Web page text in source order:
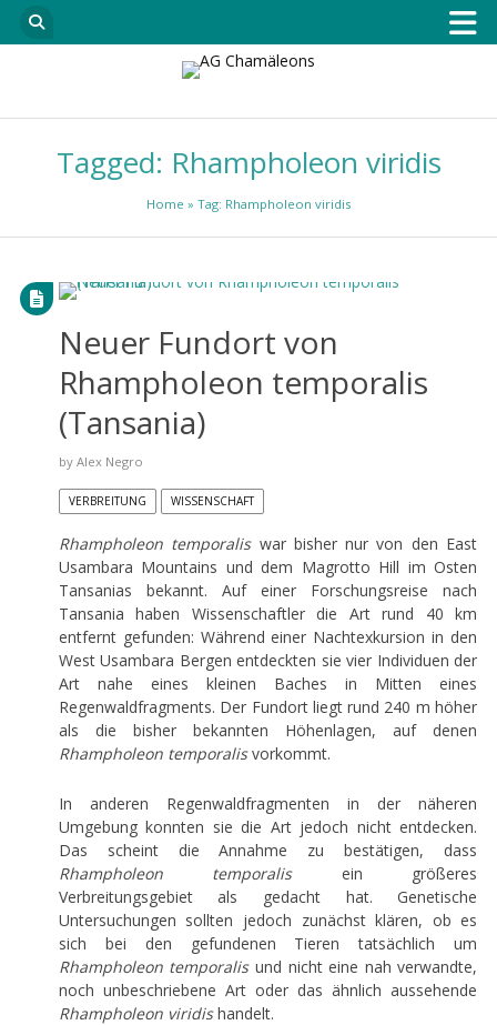
Tagged: Rhampholeon viridis
Home » Tag: Rhampholeon viridis
Neuer Fundort von
Rhampholeon temporalis
(Tansania)
by Alex Negro
VERBREITUNG WISSENSCHAFT
Rhampholeon temporaliswar bisher nur von den East
Usambara Mountains und dem Magrotto Hill im Osten
Tansanias bekannt. Auf einer Forschungsreise nach
Tansania haben Wissenschaftler die Art rund 40 km
entfernt gefunden: Während einer Nachtexkursion in den
West Usambara Bergen entdeckten sie vier Individuen der
Art nahe eines kleinen Baches in Mitten eines
Regenwaldfragments. Der Fundort liegt rund 240 m höher
als die bisher bekannten Höhenlagen, auf denen
Rhampholeon temporalisvorkommt.
In anderen Regenwaldfragmenten in der näheren
Umgebung konnten sie die Art jedoch nicht entdecken.
Das scheint die Annahme zu bestätigen, dass
Rhampholeon temporalisein größeres
Verbreitungsgebiet als gedacht hat. Genetische
Untersuchungen sollten jedoch zunächst klären, ob es
sich bei den gefundenen Tieren tatsächlich um
Rhampholeon temporalisund nicht eine nah verwandte,
noch unbeschriebene Art oder das ähnlich aussehende
Rhampholeon viridishandelt.